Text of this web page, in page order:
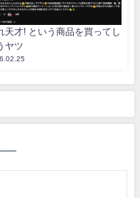
天才! という商品を買ってし
ヤツ